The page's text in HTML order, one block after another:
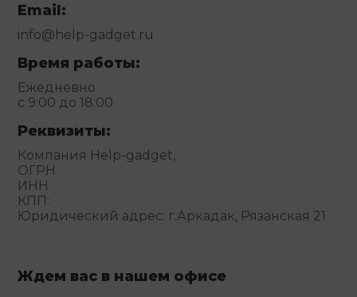
Email:
info@help-gadget.ru
Время работы:
Ежедневно
с 9:00 до 18:00
Реквизиты:
Компания Help-gadget,
ОГРН
ИНН
КПП:
Юридический адрес: г.Аркадак, Рязанская 21
Ждем вас в нашем офисе